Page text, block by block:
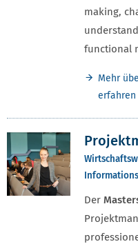
making,
functional
Mehr
erfahren
Der